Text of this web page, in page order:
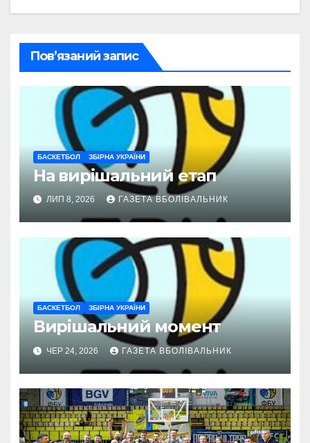
Пов’язаний запис
БАСКЕТБОЛ ЗБІРНА УКРАЇНИ
На вирішальний етап
ЛИП 8, 2026 ГАЗЕТА ВБОЛІВАЛЬНИК
БАСКЕТБОЛ ЗБІРНА УКРАЇНИ
Вирішальний момент
ЧЕР 24, 2026 ГАЗЕТА ВБОЛІВАЛЬНИК